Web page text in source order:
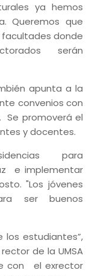
ya hemos
Queremos que
donde
serán
apunta a la
convenios con
Se promoverá el
y docentes.
para
e implementar
"Los jóvenes
ser buenos
los estudiantes”,
de la UMSA
con el exrector